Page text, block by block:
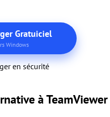
Gratuiciel
Windows
en sécurité
à TeamViewer